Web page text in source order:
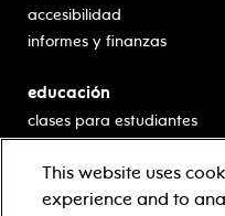
accesibilidad
informes y finanzas
educación
clases para estudiantes
escolar
residencias en escuelas
This website uses
experience and to